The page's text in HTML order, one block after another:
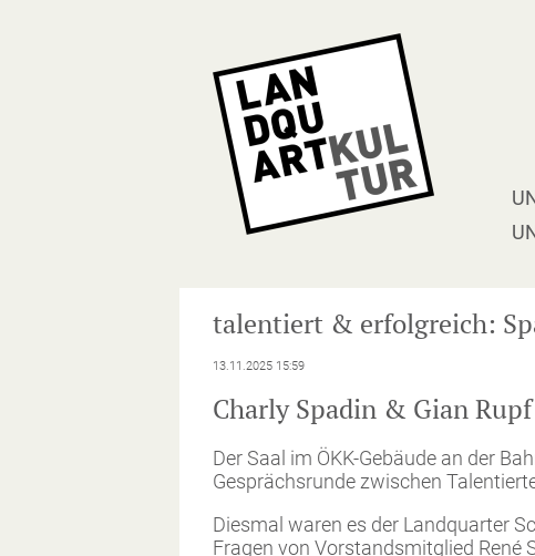
talentiert & erfolgreich:
13.11.2025 15:59
Charly Spadin & Gian
Der Saal im ÖKK-Gebäude an der
Gesprächsrunde zwischen
Diesmal waren es der Landquarter
Fragen von Vorstandsmitglied René